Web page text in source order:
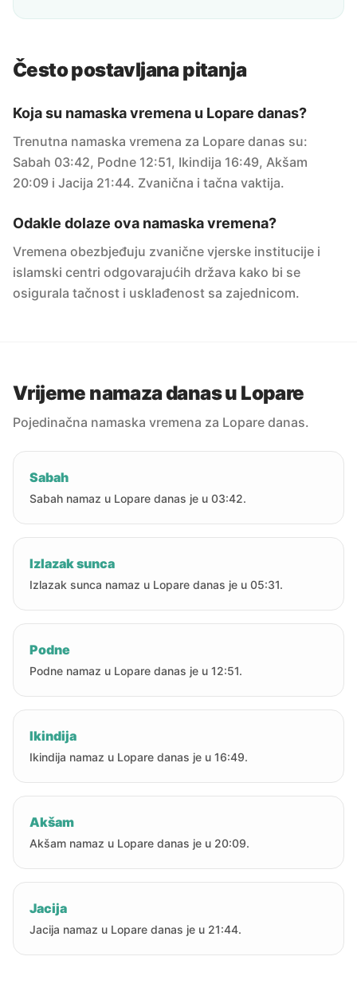
Često postavljana pitanja
Koja su namaska vremena u Lopare danas?
Trenutna namaska vremena za Lopare danas su:
Sabah 03:42, Podne 12:51, Ikindija 16:49, Akšam
20:09 i Jacija 21:44. Zvanična i tačna vaktija.
Odakle dolaze ova namaska vremena?
Vremena obezbjeđuju zvanične vjerske institucije i
islamski centri odgovarajućih država kako bi se
osigurala tačnost i usklađenost sa zajednicom.
Vrijeme namaza danas u Lopare
Pojedinačna namaska vremena za Lopare danas.
Sabah
Sabah namaz u Lopare danas je u 03:42.
Izlazak sunca
Izlazak sunca namaz u Lopare danas je u 05:31.
Podne
Podne namaz u Lopare danas je u 12:51.
Ikindija
Ikindija namaz u Lopare danas je u 16:49.
Akšam
Akšam namaz u Lopare danas je u 20:09.
Jacija
Jacija namaz u Lopare danas je u 21:44.